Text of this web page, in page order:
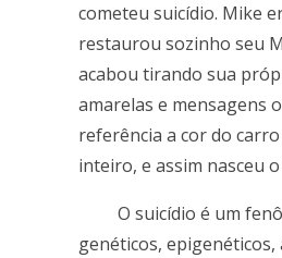
cometeu suicídio. Mike
restaurou sozinho seu
acabou tirando sua
amarelas e mensagens
referência a cor do
inteiro, e assim nasceu
O suicídio é um
genéticos,